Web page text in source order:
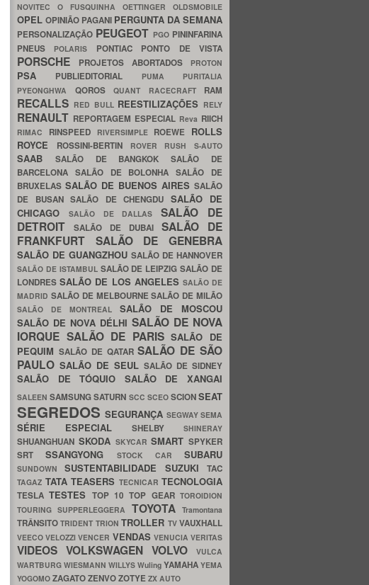
NOVITEC O FUSQUINHA OETTINGER OLDSMOBILE
OPEL OPINIÃO PAGANI PERGUNTA DA SEMANA
PERSONALIZAÇÃO PEUGEOT PGO PININFARINA
PNEUS
POLARIS PONTIAC PONTO DE VISTA
PORSCHE PROJETOS ABORTADOS PROTON
PSA PUBLIEDITORIAL PUMA PURITALIA
PYEONGHWA QOROS QUANT RACECRAFT RAM
RECALLS RED BULL REESTILIZAÇÕES RELY
RENAULT REPORTAGEM ESPECIAL Reva RIICH
RIMAC RINSPEED RIVERSIMPLE ROEWE ROLLS
ROYCE
ROSSINI-BERTIN ROVER RUSH S-AUTO
SAAB SALÃO DE BANGKOKSALÃO DE
BARCELONA SALÃO DE BOLONHASALÃO DE
BRUXELAS SALÃO DE BUENOS AIRES SALÃO
DE BUSAN SALÃO DE CHENGDU SALÃO DE
CHICAGO
SALÃO DE DALLASSALÃO DE
DETROIT
SALÃO DE DUBAI SALÃO DE
FRANKFURT SALÃO DE GENEBRA
SALÃO DE GUANGZHOU SALÃO DE HANNOVER
SALÃO DE ISTAMBUL SALÃO DE LEIPZIGSALÃO DE
LONDRESSALÃO DE LOS ANGELES SALÃO DE
MADRID SALÃO DE MELBOURNESALÃO DE MILÃO
SALÃO DE MONTREAL SALÃO DE MOSCOU
SALÃO DE NOVA DÉLHI SALÃO DE NOVA
IORQUE SALÃO DE PARISSALÃO DE
PEQUIM SALÃO DE QATARSALÃO DE SÃO
PAULO SALÃO DE SEUL SALÃO DE SIDNEY
SALÃO DE TÓQUIO SALÃO DE XANGAI
SALEENSAMSUNGSATURN SCC SCEO SCIONSEAT
SEGREDOSSEGURANÇA SEGWAYSEMA
SÉRIE ESPECIAL SHELBY SHINERAY
SHUANGHUAN SKODA SKYCARSMART SPYKER
SRTSSANGYONG STOCK CAR SUBARU
SUNDOWNSUSTENTABILIDADE SUZUKITAC
TAGAZ TATA TEASERS TECNICAR TECNOLOGIA
TESLATESTES TOP 10TOP GEARTOROIDION
TOURING SUPPERLEGGERA TOYOTATramontana
TRÂNSITOTRIDENT TRIONTROLLER TVVAUXHALL
VEECOVELOZZIVENCER VENDAS VENUCIAVERITAS
VIDEOS VOLKSWAGEN VOLVO
VULCA
WARTBURG WIESMANN WILLYS Wuling YAMAHA YEMA
YOGOMO ZAGATOZENVOZOTYE ZX AUTO